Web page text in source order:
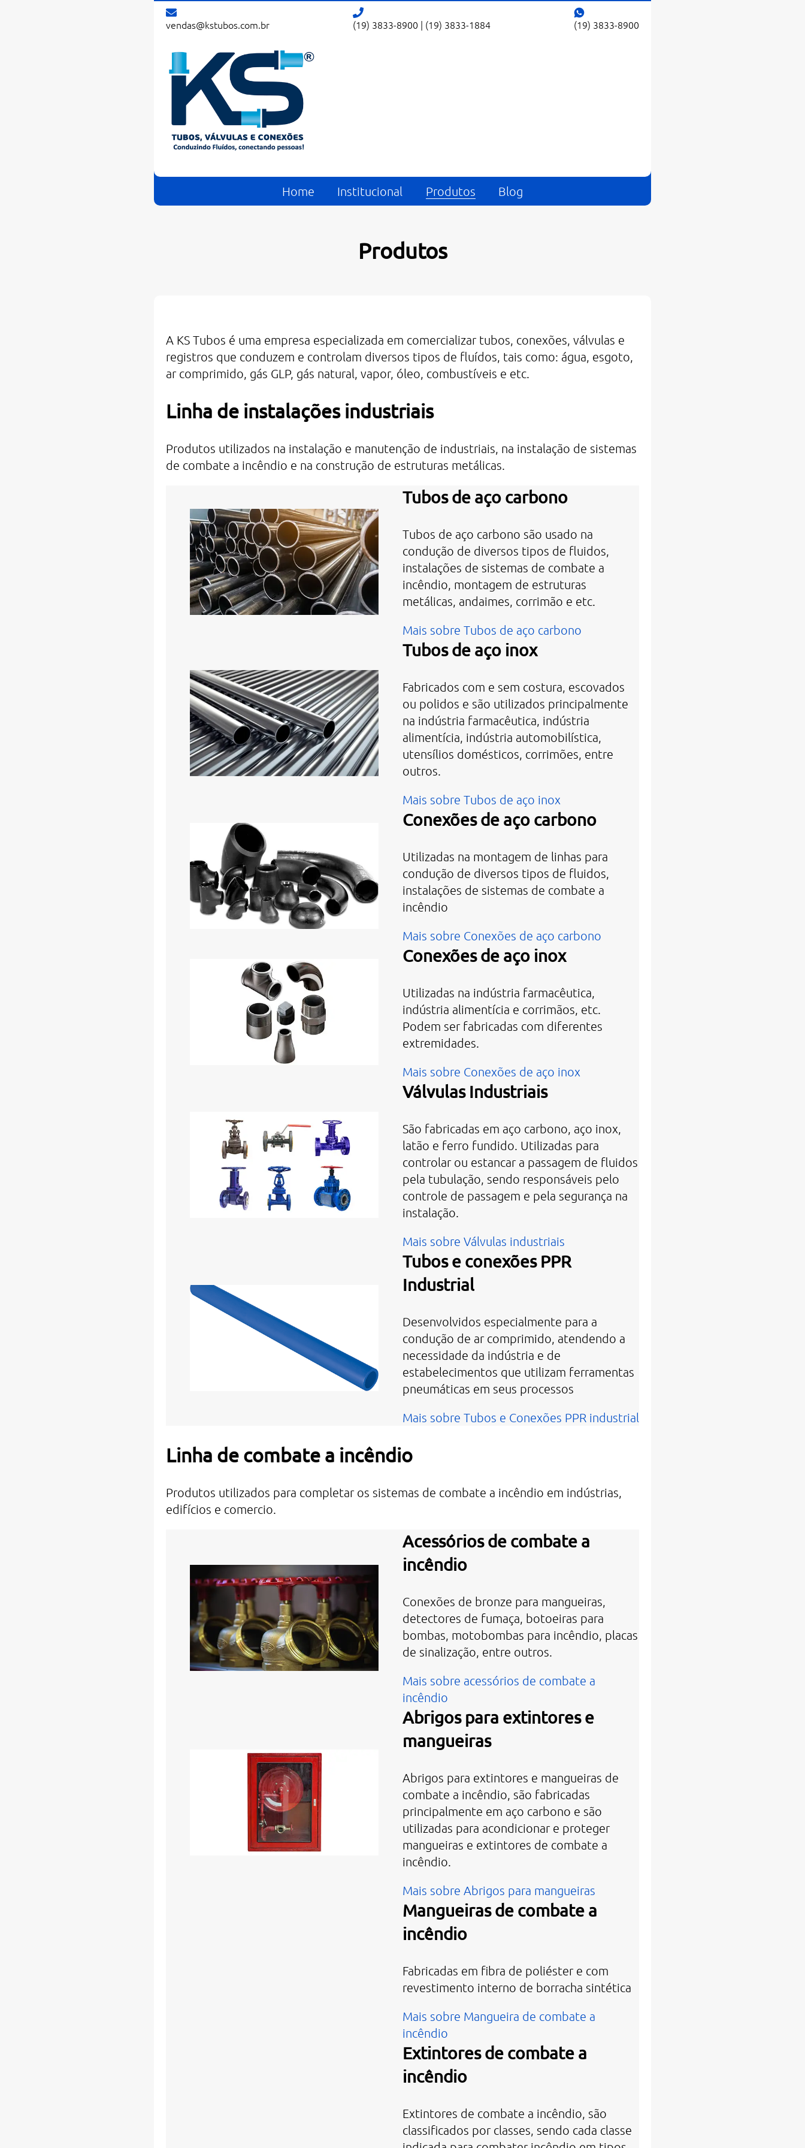
vendas@kstubos.com.br (19) 3833-8900 | (19) 3833-1884 (19) 3833-8900
Home Institucional Produtos Blog
Produtos
A KS Tubos é uma empresa especializada em comercializar tubos, conexões, válvulas e
registros que conduzem e controlam diversos tipos de fluídos, tais como: água, esgoto,
ar comprimido, gás GLP, gás natural, vapor, óleo, combustíveis e etc.
Linha de instalações industriais
Produtos utilizados na instalação e manutenção de industriais, na instalação de sistemas
de combate a incêndio e na construção de estruturas metálicas.
Tubos de aço carbono
Tubos de aço carbono são usado na
condução de diversos tipos de fluidos,
instalações de sistemas de combate a
incêndio, montagem de estruturas
metálicas, andaimes, corrimão e etc.
Mais sobre Tubos de aço carbono
Tubos de aço inox
Fabricados com e sem costura, escovados
ou polidos e são utilizados principalmente
na indústria farmacêutica, indústria
alimentícia, indústria automobilística,
utensílios domésticos, corrimões, entre
outros.
Mais sobre Tubos de aço inox
Conexões de aço carbono
Utilizadas na montagem de linhas para
condução de diversos tipos de fluidos,
instalações de sistemas de combate a
incêndio
Mais sobre Conexões de aço carbono
Conexões de aço inox
Utilizadas na indústria farmacêutica,
indústria alimentícia e corrimãos, etc.
Podem ser fabricadas com diferentes
extremidades.
Mais sobre Conexões de aço inox
Válvulas Industriais
São fabricadas em aço carbono, aço inox,
latão e ferro fundido. Utilizadas para
controlar ou estancar a passagem de fluidos
pela tubulação, sendo responsáveis pelo
controle de passagem e pela segurança na
instalação.
Mais sobre Válvulas industriais
Tubos e conexões PPR
Industrial
Desenvolvidos especialmente para a
condução de ar comprimido, atendendo a
necessidade da indústria e de
estabelecimentos que utilizam ferramentas
pneumáticas em seus processos
Mais sobre Tubos e Conexões PPR industrial
Linha de combate a incêndio
Produtos utilizados para completar os sistemas de combate a incêndio em indústrias,
edifícios e comercio.
Acessórios de combate a
incêndio
Conexões de bronze para mangueiras,
detectores de fumaça, botoeiras para
bombas, motobombas para incêndio, placas
de sinalização, entre outros.
Mais sobre acessórios de combate a
incêndio
Abrigos para extintores e
mangueiras
Abrigos para extintores e mangueiras de
combate a incêndio, são fabricadas
principalmente em aço carbono e são
utilizadas para acondicionar e proteger
mangueiras e extintores de combate a
incêndio.
Mais sobre Abrigos para mangueiras
Mangueiras de combate a
incêndio
Fabricadas em fibra de poliéster e com
revestimento interno de borracha sintética
Mais sobre Mangueira de combate a
incêndio
Extintores de combate a
incêndio
Extintores de combate a incêndio, são
classificados por classes, sendo cada classe